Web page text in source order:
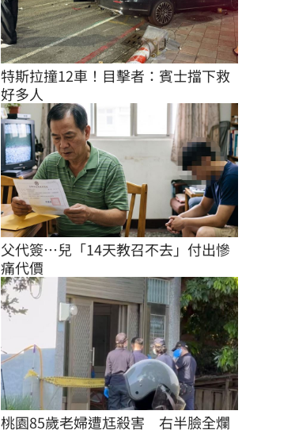
特斯拉撞12車！目擊者：賓士擋下救
好多人
父代簽…兒「14天教召不去」付出慘
痛代價
桃園85歲老婦遭尪殺害　右半臉全爛